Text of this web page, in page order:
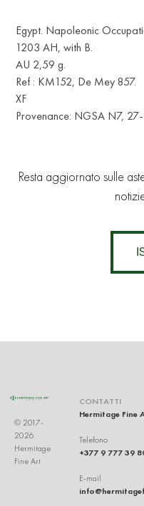
Egypt. Napoleonic
1203 AH, with B.
AU 2,59 g.
Ref : KM152, De Mey 857.
XF
Provenance: NGSA N7,
Resta aggiornato sulle
© 2017-
2026
Hermitage
Fine Art
CONTATTI
Hermitage Fine
Telefono
+377 9 777 39
E-mail